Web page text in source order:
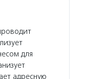
для
адресную